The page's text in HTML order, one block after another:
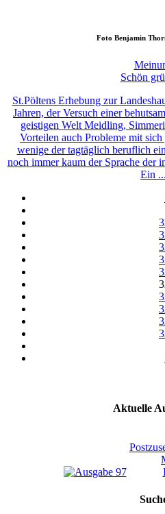
Foto Benjamin
Schön
St.Pöltens Erhebung zur
Jahren, der Versuch einer
geistigen Welt Meidling,
Vorteilen auch Probleme mit
wenige der tagtäglich beruflich
noch immer kaum der Sprache der
Ein ...
Aktuelle